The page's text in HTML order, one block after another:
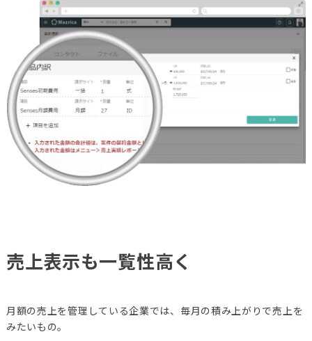
売上表示も一覧性高く
月額の売上を管理している企業では、毎月の積み上がりで売上を
みたいもの。